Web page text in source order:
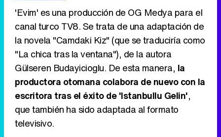
Tráiler de '33 días', la nueva serie de Atresplayer con Julián Villagrán y José Manuel Poga
'Evim' es una producción de OG Medya para el
canal turco TV8. Se trata de una adaptación de
la novela "Camdaki Kiz" (que se traduciría como
"La chica tras la ventana"), de la autora
Gülseren Budayicioglu. De esta manera, la
productora otomana colabora de nuevo con la
escritora tras el éxito de 'Istanbullu Gelin',
que también ha sido adaptada al formato
televisivo.